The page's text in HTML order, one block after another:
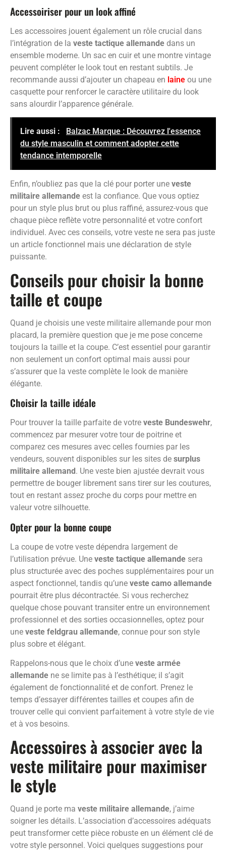
Accessoiriser pour un look affiné
Les accessoires jouent également un rôle crucial dans
l’intégration de la veste tactique allemande dans un
ensemble moderne. Un sac en cuir et une montre vintage
peuvent compléter le look tout en restant subtils. Je
recommande aussi d’ajouter un chapeau en laine ou une
casquette pour renforcer le caractère utilitaire du look
sans alourdir l’apparence générale.
Lire aussi :
Balzac Marque : Découvrez l'essence
du style masculin et comment adopter cette
tendance intemporelle
Enfin, n’oubliez pas que la clé pour porter une veste
militaire allemande est la confiance. Que vous optiez
pour un style plus brut ou plus raffiné, assurez-vous que
chaque pièce reflète votre personnalité et votre confort
individuel. Avec ces conseils, votre veste ne sera pas juste
un article fonctionnel mais une déclaration de style
puissante.
Conseils pour choisir la bonne
taille et coupe
Quand je choisis une veste militaire allemande pour mon
placard, la première question que je me pose concerne
toujours la taille et la coupe. C’est essentiel pour garantir
non seulement un confort optimal mais aussi pour
s’assurer que la veste complète le look de manière
élégante.
Choisir la taille idéale
Pour trouver la taille parfaite de votre veste Bundeswehr,
commencez par mesurer votre tour de poitrine et
comparez ces mesures avec celles fournies par les
vendeurs, souvent disponibles sur les sites de surplus
militaire allemand . Une veste bien ajustée devrait vous
permettre de bouger librement sans tirer sur les coutures,
tout en restant assez proche du corps pour mettre en
valeur votre silhouette.
Opter pour la bonne coupe
La coupe de votre veste dépendra largement de
l’utilisation prévue. Une veste tactique allemande sera
plus structurée avec des poches supplémentaires pour un
aspect fonctionnel, tandis qu’une veste camo allemande
pourrait être plus décontractée. Si vous recherchez
quelque chose pouvant transiter entre un environnement
professionnel et des sorties occasionnelles, optez pour
une veste feldgrau allemande, connue pour son style
plus sobre et élégant.
Rappelons-nous que le choix d’une veste armée
allemande ne se limite pas à l’esthétique; il s’agit
également de fonctionnalité et de confort. Prenez le
temps d’essayer différentes tailles et coupes afin de
trouver celle qui convient parfaitement à votre style de vie
et à vos besoins.
Accessoires à associer avec la
veste militaire pour maximiser
le style
Quand je porte ma veste militaire allemande, j’aime
soigner les détails. L’association d’accessoires adéquats
peut transformer cette pièce robuste en un élément clé de
votre style personnel. Voici quelques suggestions pour